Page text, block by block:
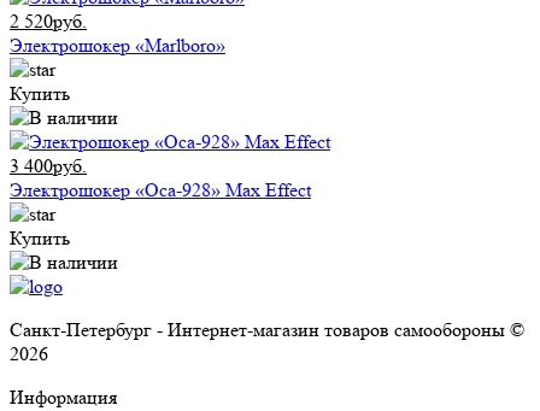
2 520руб.
Электрошокер «Marlboro»
Купить
3 400руб.
Электрошокер «Оса-928» Max Effect
Купить
Санкт-Петербург - Интернет-магазин товаров самообороны ©
2026
Информация